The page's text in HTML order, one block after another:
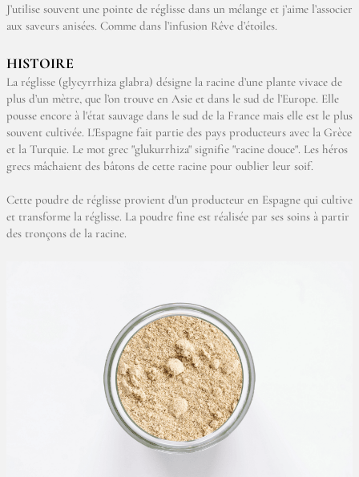
J’utilise souvent une pointe de réglisse dans un mélange et j’aime l’associer
aux saveurs anisées. Comme dans l’infusion Rêve d’étoiles.
HISTOIRE
La réglisse (glycyrrhiza glabra) désigne la racine d’une plante vivace de
plus d’un mètre, que l’on trouve en Asie et dans le sud de l’Europe. Elle
pousse encore à l'état sauvage dans le sud de la France mais elle est le plus
souvent cultivée. L'Espagne fait partie des pays producteurs avec la Grèce
et la Turquie. Le mot grec "glukurrhiza" signifie "racine douce". Les héros
grecs mâchaient des bâtons de cette racine pour oublier leur soif.
Cette poudre de réglisse provient d'un producteur en Espagne qui cultive
et transforme la réglisse. La poudre fine est réalisée par ses soins à partir
des tronçons de la racine.